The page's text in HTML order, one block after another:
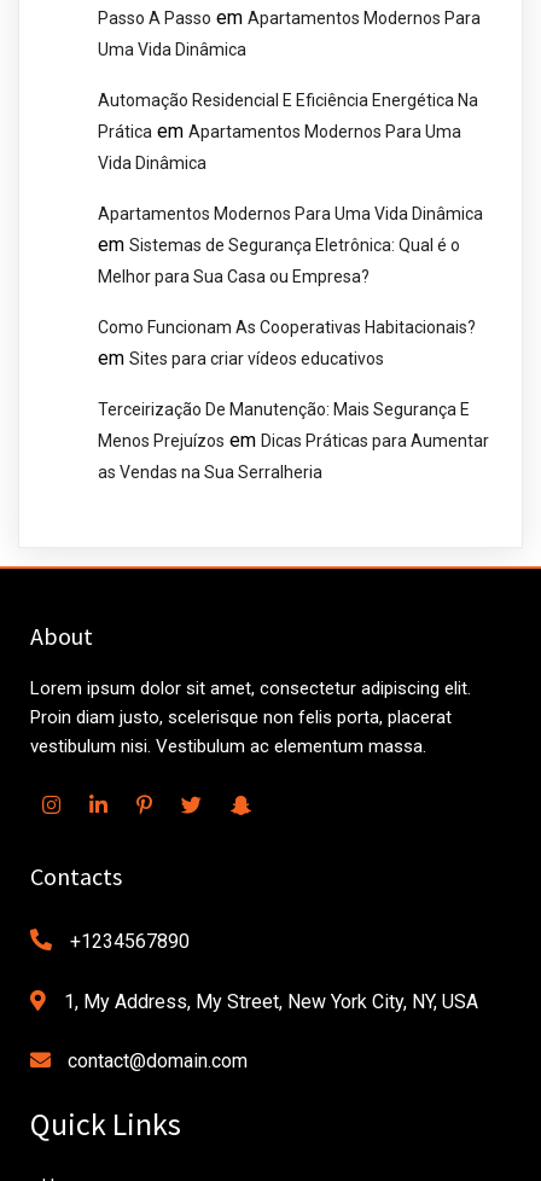
Passo A Passo em Apartamentos Modernos Para
Uma Vida Dinâmica
Automação Residencial E Eficiência Energética Na
Prática em Apartamentos Modernos Para Uma
Vida Dinâmica
Apartamentos Modernos Para Uma Vida Dinâmica
em Sistemas de Segurança Eletrônica: Qual é o
Melhor para Sua Casa ou Empresa?
Como Funcionam As Cooperativas Habitacionais?
em Sites para criar vídeos educativos
Terceirização De Manutenção: Mais Segurança E
Menos Prejuízos em Dicas Práticas para Aumentar
as Vendas na Sua Serralheria
About
Lorem ipsum dolor sit amet, consectetur adipiscing elit.
Proin diam justo, scelerisque non felis porta, placerat
vestibulum nisi. Vestibulum ac elementum massa.
Contacts
+1234567890
1, My Address, My Street, New York City, NY, USA
contact@domain.com
Quick Links